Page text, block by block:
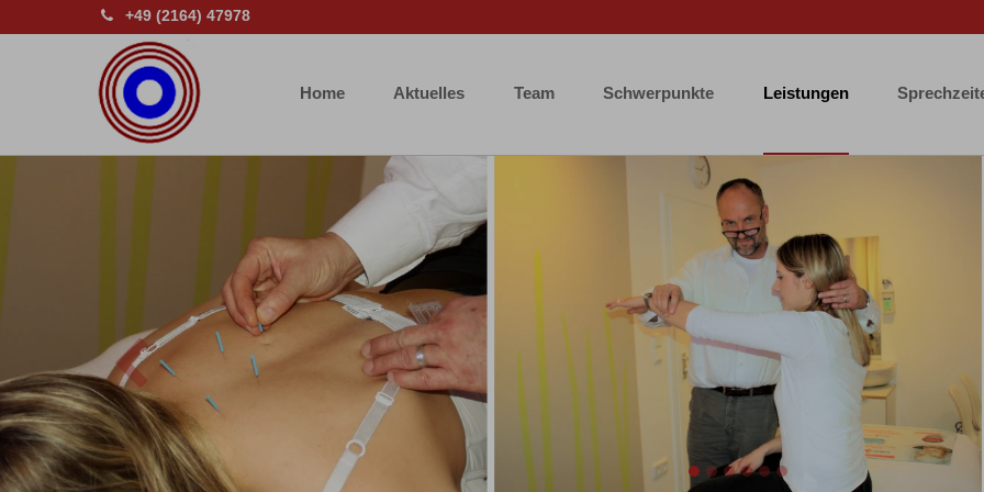
+49 (2164) 47978
Home Aktuelles Team Schwerpunkte Leistungen